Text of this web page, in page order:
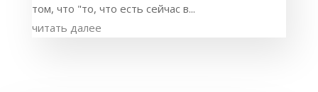
том, что "то, что есть сейчас в...
читать далее